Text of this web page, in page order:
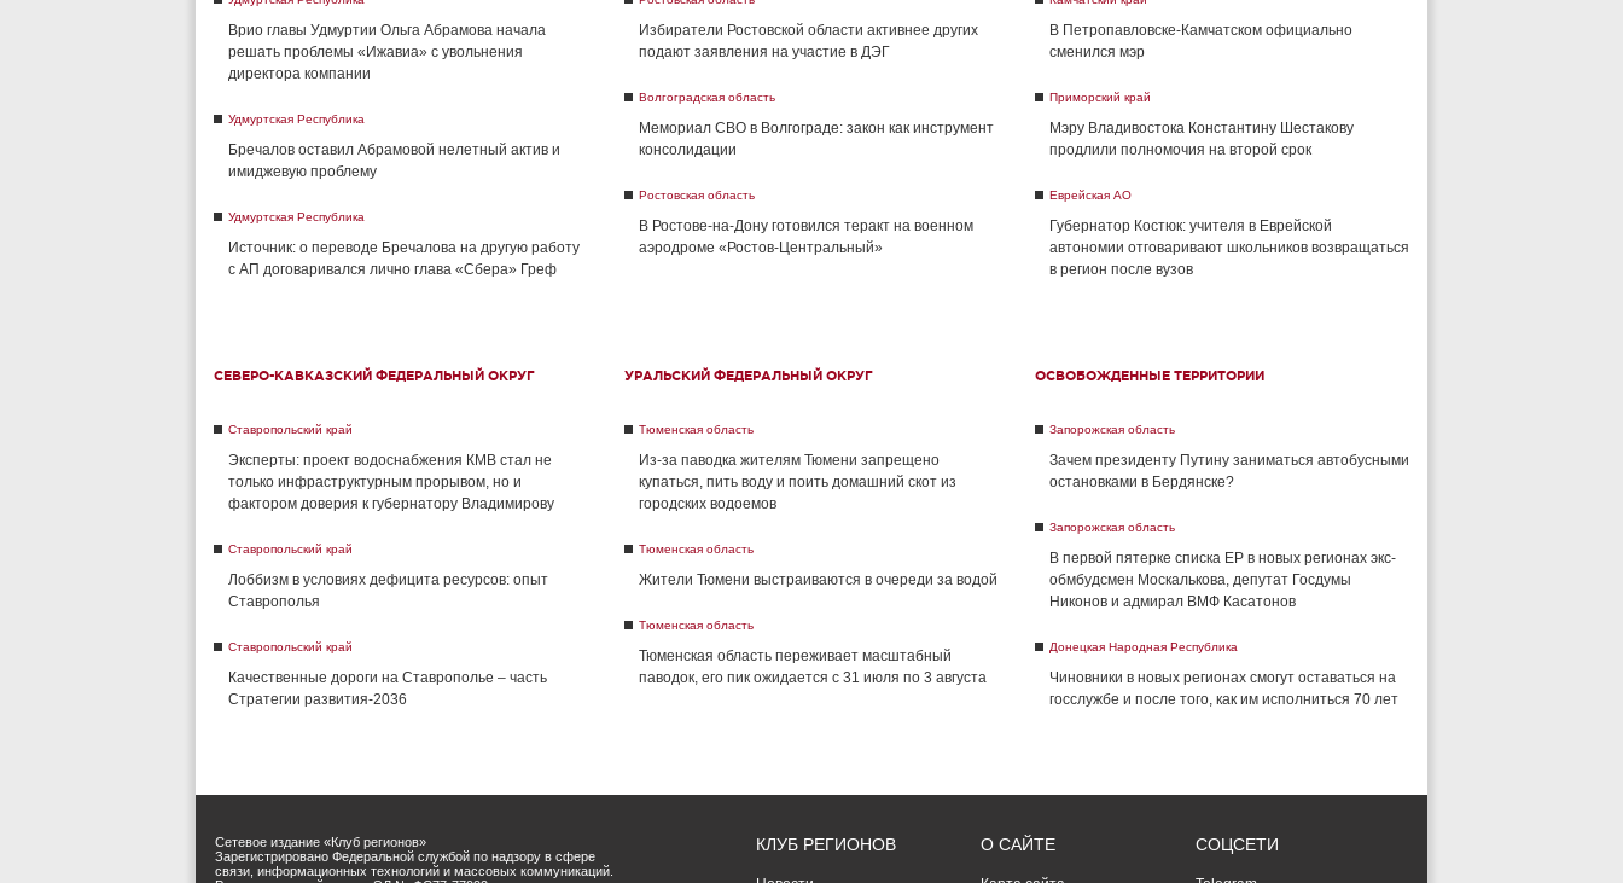
Врио главы Удмуртии Ольга Абрамова начала
решать проблемы «Ижавиа» с увольнения
директора компании
Удмуртская Республика
Бречалов оставил Абрамовой нелетный актив и
имиджевую проблему
Удмуртская Республика
Источник: о переводе Бречалова на другую работу
с АП договаривался лично глава «Сбера» Греф
Избиратели Ростовской области активнее других
подают заявления на участие в ДЭГ
Волгоградская область
Мемориал СВО в Волгограде: закон как инструмент
консолидации
Ростовская область
В Ростове-на-Дону готовился теракт на военном
аэродроме «Ростов-Центральный»
В Петропавловске-Камчатском официально
сменился мэр
Приморский край
Мэру Владивостока Константину Шестакову
продлили полномочия на второй срок
Еврейская АО
Губернатор Костюк: учителя в Еврейской
автономии отговаривают школьников возвращаться
в регион после вузов
СЕВЕРО-КАВКАЗСКИЙ ФЕДЕРАЛЬНЫЙ ОКРУГ
Ставропольский край
Эксперты: проект водоснабжения КМВ стал не
только инфраструктурным прорывом, но и
фактором доверия к губернатору Владимирову
Ставропольский край
Лоббизм в условиях дефицита ресурсов: опыт
Ставрополья
Ставропольский край
Качественные дороги на Ставрополье – часть
Стратегии развития-2036
УРАЛЬСКИЙ ФЕДЕРАЛЬНЫЙ ОКРУГ
Тюменская область
Из-за паводка жителям Тюмени запрещено
купаться, пить воду и поить домашний скот из
городских водоемов
Тюменская область
Жители Тюмени выстраиваются в очереди за водой
Тюменская область
Тюменская область переживает масштабный
паводок, его пик ожидается с 31 июля по 3 августа
ОСВОБОЖДЕННЫЕ ТЕРРИТОРИИ
Запорожская область
Зачем президенту Путину заниматься автобусными
остановками в Бердянске?
Запорожская область
В первой пятерке списка ЕР в новых регионах экс-
обмбудсмен Москалькова, депутат Госдумы
Никонов и адмирал ВМФ Касатонов
Донецкая Народная Республика
Чиновники в новых регионах смогут оставаться на
госслужбе и после того, как им исполниться 70 лет
Сетевое издание «Клуб регионов»
Зарегистрировано Федеральной службой по надзору в сфере
связи, информационных технологий и массовых коммуникаций.
КЛУБ РЕГИОНОВ О САЙТЕ СОЦСЕТИ